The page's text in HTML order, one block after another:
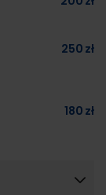
250 zł
180 zł